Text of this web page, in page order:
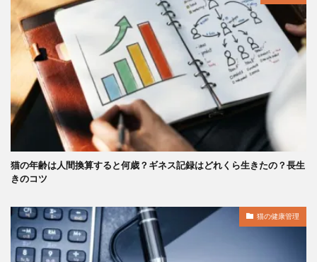
猫の年齢は人間換算すると何歳？ギネス記録はどれくら生きたの？長生
きのコツ
猫の健康管理